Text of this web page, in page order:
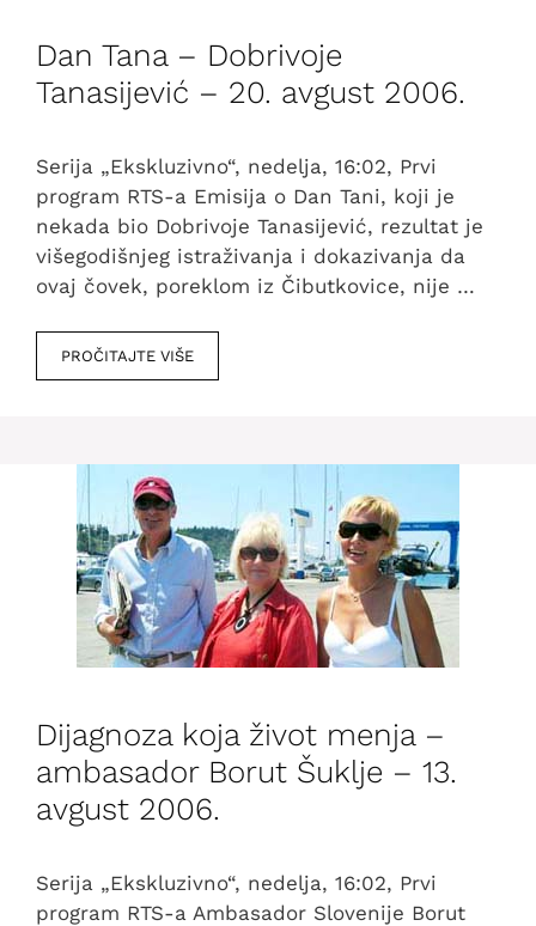
Dan Tana – Dobrivoje
Tanasijević – 20. avgust 2006.
Serija „Ekskluzivno“, nedelja, 16:02, Prvi
program RTS-a Emisija o Dan Tani, koji je
nekada bio Dobrivoje Tanasijević, rezultat je
višegodišnjeg istraživanja i dokazivanja da
ovaj čovek, poreklom iz Čibutkovice, nije …
PROČITAJTE VIŠE
Dijagnoza koja život menja –
ambasador Borut Šuklje – 13.
avgust 2006.
Serija „Ekskluzivno“, nedelja, 16:02, Prvi
program RTS-a Ambasador Slovenije Borut